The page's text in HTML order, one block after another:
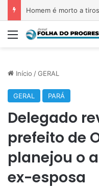
Menu
Início /GERAL
GERAL PARÁ
Delegado
prefeito de
planejou o
ex-esposa